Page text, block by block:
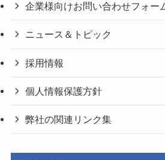
企業様向けお問い合わせフォー
ニュース＆トピック
採用情報
個人情報保護方針
弊社の関連リンク集